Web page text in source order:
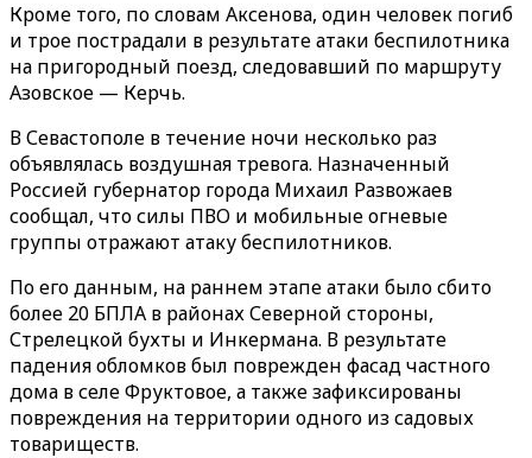
Кроме того, по словам Аксенова, один человек погиб
и трое пострадали в результате атаки беспилотника
на пригородный поезд, следовавший по маршруту
Азовское — Керчь.
В Севастополе в течение ночи несколько раз
объявлялась воздушная тревога. Назначенный
Россией губернатор города Михаил Развожаев
сообщал, что силы ПВО и мобильные огневые
группы отражают атаку беспилотников.
По его данным, на раннем этапе атаки было сбито
более 20 БПЛА в районах Северной стороны,
Стрелецкой бухты и Инкермана. В результате
падения обломков был поврежден фасад частного
дома в селе Фруктовое, а также зафиксированы
повреждения на территории одного из садовых
товариществ.